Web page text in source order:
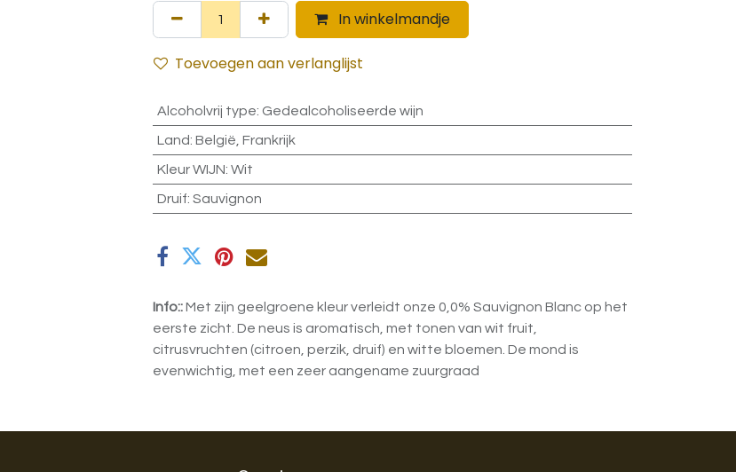
In winkelmandje
Toevoegen aan verlanglijst
Alcoholvrij type: Gedealcoholiseerde wijn
Land: België, Frankrijk
Kleur WIJN: Wit
Druif: Sauvignon
Info::Met zijn geelgroene kleur verleidt onze 0,0% Sauvignon Blanc op het
eerste zicht. De neus is aromatisch, met tonen van wit fruit,
citrusvruchten (citroen, perzik, druif) en witte bloemen. De mond is
evenwichtig, met een zeer aangename zuurgraad